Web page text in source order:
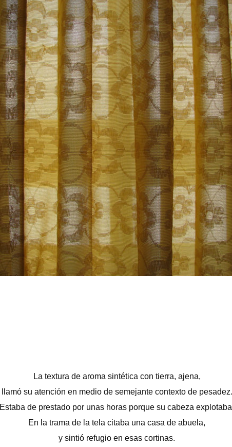
La textura de aroma sintética con tierra, ajena,
llamó su atención en medio de semejante contexto de pesadez.
Estaba de prestado por unas horas porque su cabeza
En la trama de la tela citaba una casa de abuela,
y sintió refugio en esas cortinas.